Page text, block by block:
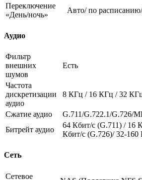
Переключение
«День/ночь»
Авто/ по
Аудио
Фильтр
внешних
шумов
Есть
Частота
дискретизации
аудио
8 КГц / 16 КГц / 32
Сжатие аудио
G.711/G.722.1/G.726/
Битрейт аудио
64 Кбит/с (G.711) / 16
Кбит/с (G.726)/ 32-
Сеть
Сетевое